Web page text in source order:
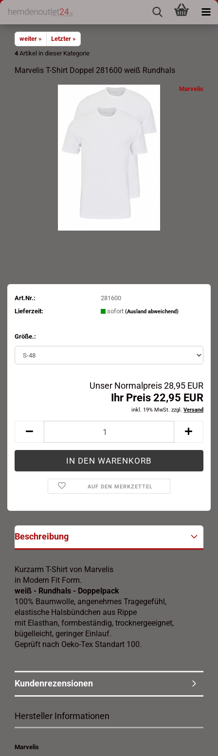
weiter »
Letzter »
4 Artikel in dieser Kategorie
Marvelis T-Shirt Doppel 281600 weiß Rundhals
Marvelis
Art.Nr.:
281600
Lieferzeit:
sofort (Ausland abweichend)
Größe.:
Unser Normalpreis 28,95 EUR
Ihr Preis 22,95 EUR
inkl. 19% MwSt. zzgl. Versand
AUF DEN MERKZETTEL
Beschreibung
Kurzarm T-Shirt von Marvelis
in Modern Fit Form.
weiß - Rundhals - Doppelpack
100% Baumwolle, angenehmes Tragegefühl,
elastische Halsbündchen aus Rippe
mit Elasthan, formbeständig, trocknergeeignet,
bügelleicht, geringer Einlauf.
Geprüft nach Oeko-Tex Standart 100.
Kundenrezensionen
Hersteller Informationen
Marvelis